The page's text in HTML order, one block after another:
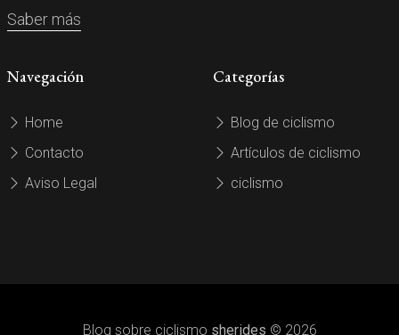
Saber más
Navegación
Home
Contacto
Aviso Legal
Categorías
Blog de ciclismo
Artículos de ciclismo
ciclismo
Blog sobre ciclismo sherides © 2026